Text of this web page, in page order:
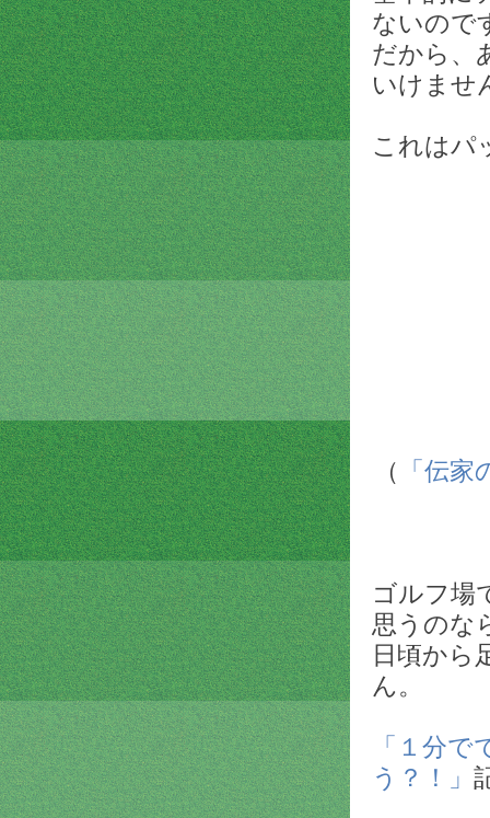
ないので
だから、
いけませ
これはパ
（ 「伝
ゴルフ場
思うのな
日頃から
ん。
「１分
う？！」